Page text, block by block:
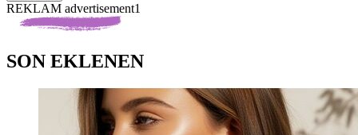
REKLAM advertisement1
SON EKLENEN